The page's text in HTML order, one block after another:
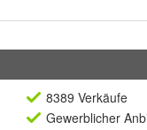
8389 Verkäufe
Gewerblicher